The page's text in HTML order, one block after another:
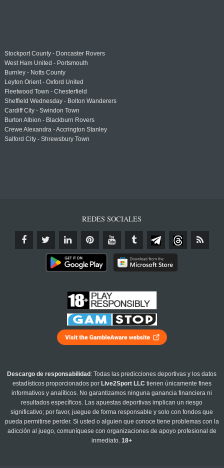
Stockport County - Doncaster Rovers
West Ham United - Portsmouth
Burnley - Notts County
Leyton Orient - Oxford United
Fleetwood Town - Chesterfield
Sheffield Wednesday - Bolton Wanderers
Cardiff City - Swindon Town
Burton Albion - Blackburn Rovers
Crewe Alexandra - Accrington Stanley
Salford City - Shrewsbury Town
REDES SOCIALES
Descargo de responsabilidad : Todas las predicciones deportivas y los datos
estadísticos proporcionados por Live2Sport LLC tienen únicamente fines
informativos y analíticos. No garantizamos ninguna ganancia financiera ni
resultados específicos. Las apuestas deportivas implican un riesgo
significativo; por favor, juegue de forma responsable y solo con fondos que
pueda permitirse perder. Si usted o alguien que conoce tiene problemas con la
adicción al juego, comuníquese con organizaciones de apoyo profesional de
inmediato.18+